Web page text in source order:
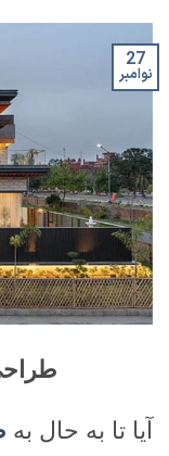
27
نوامبر
آیا تا به حال به